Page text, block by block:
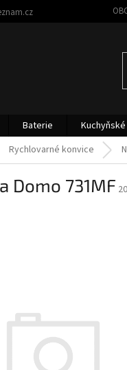
Baterie
Rychlovarné konvice
Domo 731MF